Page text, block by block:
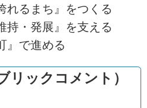
れるまち』をつくる
持・発展』を支える
』で進める
リックコメント）